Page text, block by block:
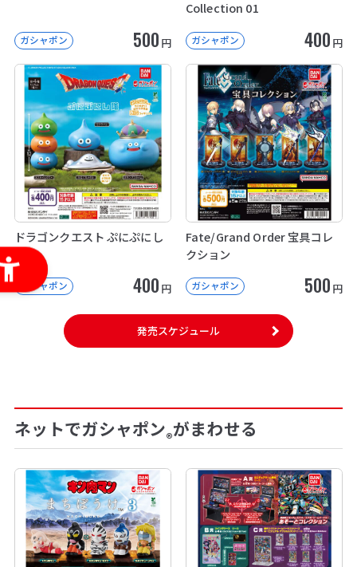
ガシャポン 500 円
Collection 01
ガシャポン 400 円
ドラゴンクエスト ぷにぷにし
ガシャポン 400 円
Fate/Grand Order 宝具コレ
クション
ガシャポン 500 円
発売スケジュール
ネットでガシャポン®がまわせる